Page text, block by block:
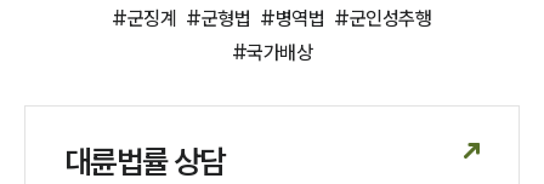
전체
군전문변호사
#군징계 #군형법 #병역법 #군인성추행
#국가배상
대륜법률 상담